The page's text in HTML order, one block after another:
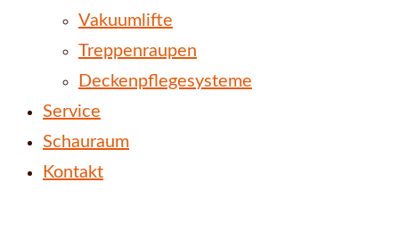
Vakuumlifte
Treppenraupen
Deckenpflegesysteme
Service
Schauraum
Kontakt